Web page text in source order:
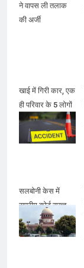
ने वापस ली तलाक
की अर्जी
खाई में गिरी कार, एक
ही परिवार के 5 लोगों
की मौत, 1 लापता
सलबोनी केस में
सुप्रीम कोर्ट सख्त